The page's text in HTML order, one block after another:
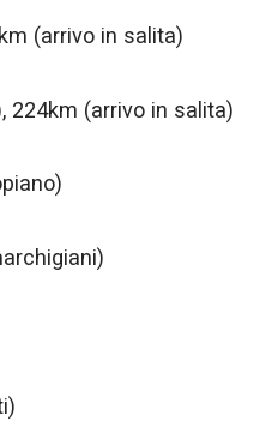
(arrivo in salita)
224km (arrivo in salita)